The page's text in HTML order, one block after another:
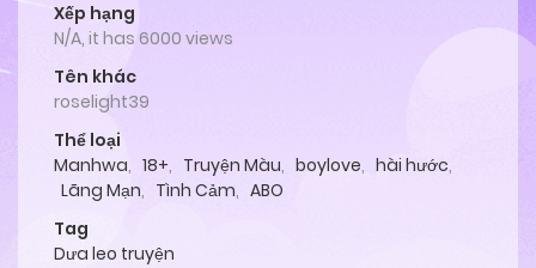
Xếp hạng
N/A, it has 6000 views
Tên khác
roselight39
Thể loại
Manhwa, 18+, Truyện Màu, boylove, hài hước,
Lãng Mạn, Tình Cảm, ABO
Tag
Dưa leo truyện